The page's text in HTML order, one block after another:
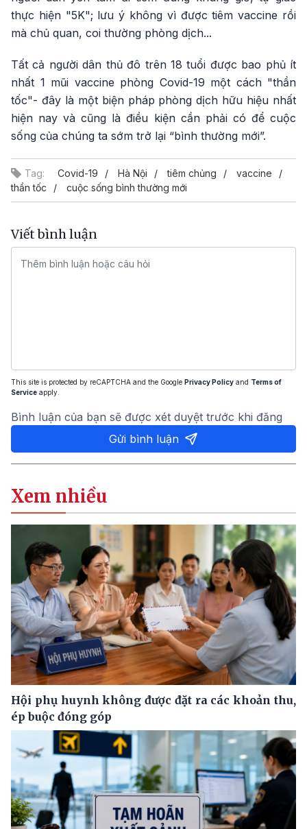
thực hiện "5K"; lưu ý không vì được tiêm vaccine rồi
mà chủ quan, coi thường phòng dịch...
Tất cả người dân thủ đô trên 18 tuổi được bao phủ ít
nhất 1 mũi vaccine phòng Covid-19 một cách "thần
tốc"- đây là một biện pháp phòng dịch hữu hiệu nhất
hiện nay và cũng là điều kiện cần phải có để cuộc
sống của chúng ta sớm trở lại “bình thường mới”.
Tag: Covid-19 Hà Nội tiêm chủng
vaccine
thần tốc
cuộc sống bình thường mới
Viết bình luận
This site is protected by reCAPTCHA and the Google Privacy Policy and Terms of
Service apply.
Bình luận của bạn sẽ được xét duyệt trước khi đăng
Gửi bình luận
Xem nhiều
Hội phụ huynh không được đặt ra các khoản thu,
ép buộc đóng góp